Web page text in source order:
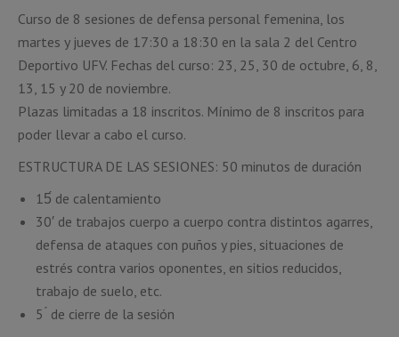
Curso de 8 sesiones de defensa personal femenina, los
martes y jueves de 17:30 a 18:30 en la sala 2 del Centro
Deportivo UFV. Fechas del curso: 23, 25, 30 de octubre, 6, 8,
13, 15 y 20 de noviembre.
Plazas limitadas a 18 inscritos. Mínimo de 8 inscritos para
poder llevar a cabo el curso.
ESTRUCTURA DE LAS SESIONES: 50 minutos de duración
15́ de calentamiento
30′ de trabajos cuerpo a cuerpo contra distintos agarres,
defensa de ataques con puños y pies, situaciones de
estrés contra varios oponentes, en sitios reducidos,
trabajo de suelo, etc.
5 ́ de cierre de la sesión